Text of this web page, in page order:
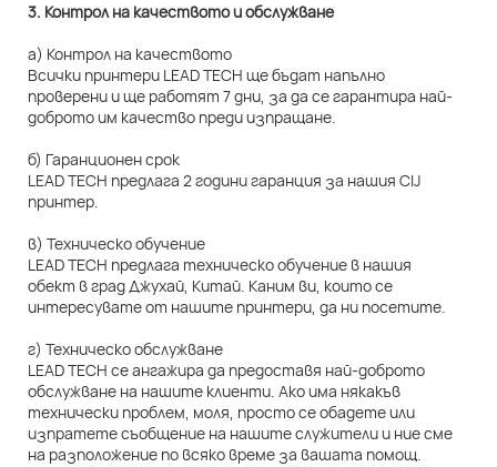
3. Контрол на качеството и обслужване
а) Контрол на качеството
Всички принтери LEAD TECH ще бъдат напълно
проверени и ще работят 7 дни, за да се гарантира най-
доброто им качество преди изпращане.
б) Гаранционен срок
LEAD TECH предлага 2 години гаранция за нашия CIJ
принтер.
в) Техническо обучение
LEAD TECH предлага техническо обучение в нашия
обект в град Джухай, Китай. Каним ви, които се
интересувате от нашите принтери, да ни посетите.
г) Техническо обслужване
LEAD TECH се ангажира да предоставя най-доброто
обслужване на нашите клиенти. Ако има някакъв
технически проблем, моля, просто се обадете или
изпратете съобщение на нашите служители и ние сме
на разположение по всяко време за вашата помощ.